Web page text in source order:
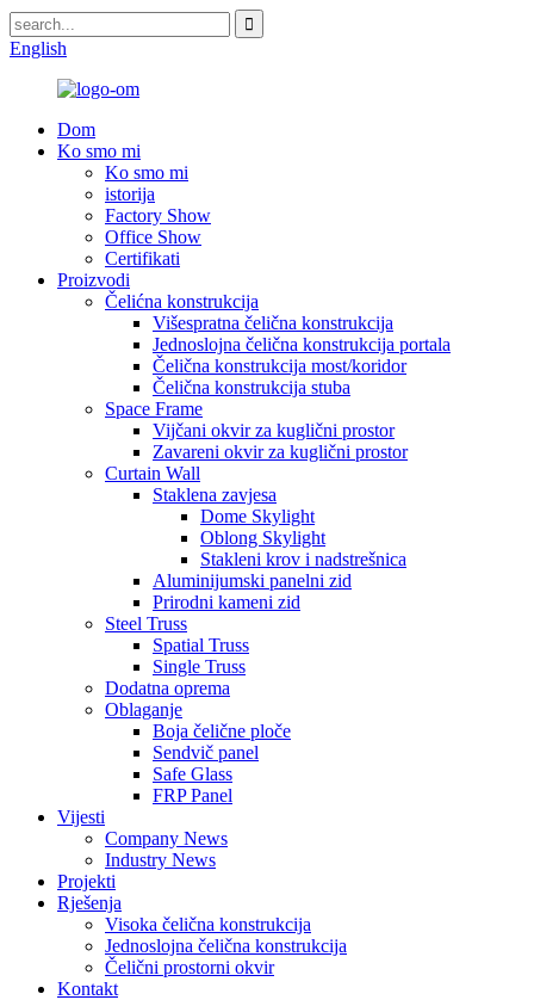
English
Dom
Ko smo mi
Ko smo mi
istorija
Factory Show
Office Show
Certifikati
Proizvodi
Čelićna konstrukcija
Višespratna čelična konstrukcija
Jednoslojna čelična konstrukcija portala
Čelična konstrukcija most/koridor
Čelična konstrukcija stuba
Space Frame
Vijčani okvir za kuglični prostor
Zavareni okvir za kuglični prostor
Curtain Wall
Staklena zavjesa
Dome Skylight
Oblong Skylight
Stakleni krov i nadstrešnica
Aluminijumski panelni zid
Prirodni kameni zid
Steel Truss
Spatial Truss
Single Truss
Dodatna oprema
Oblaganje
Boja čelične ploče
Sendvič panel
Safe Glass
FRP Panel
Vijesti
Company News
Industry News
Projekti
Rješenja
Visoka čelična konstrukcija
Jednoslojna čelična konstrukcija
Čelični prostorni okvir
Kontakt